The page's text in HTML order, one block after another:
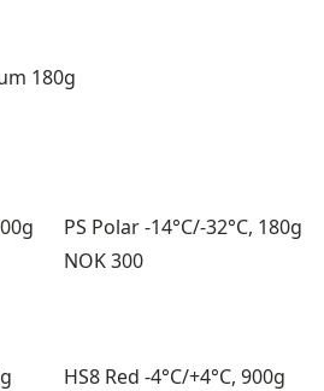
180g
PS Polar -14°C/-32°C, 180g
Pris:
NOK 300
HS8 Red -4°C/+4°C, 900g